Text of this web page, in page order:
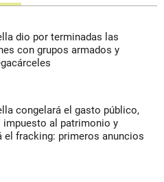
dio por terminadas las
con grupos armados y
congelará el gasto público,
impuesto al patrimonio y
el fracking: primeros anuncios